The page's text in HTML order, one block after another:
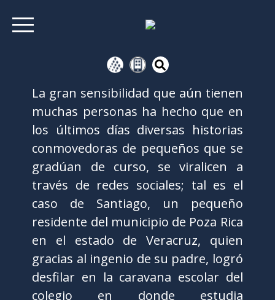
La gran sensibilidad que aún tienen
muchas personas ha hecho que en
los últimos días diversas historias
conmovedoras de pequeños que se
gradúan de curso, se viralicen a
través de redes sociales; tal es el
caso de Santiago, un pequeño
residente del municipio de Poza Rica
en el estado de Veracruz, quien
gracias al ingenio de su padre, logró
desfilar en la caravana escolar del
colegio en donde estudia